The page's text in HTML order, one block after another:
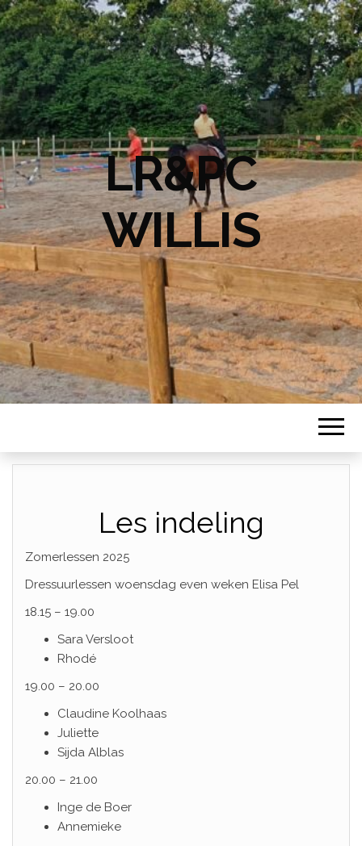
LR&PC
WILLIS
Les indeling
Zomerlessen 2025
Dressuurlessen woensdag even weken Elisa Pel
18.15 – 19.00
Sara Versloot
Rhodé
19.00 – 20.00
Claudine Koolhaas
Juliette
Sijda Alblas
20.00 – 21.00
Inge de Boer
Annemieke